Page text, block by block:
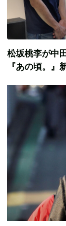
松坂桃李が中
『あの頃。』